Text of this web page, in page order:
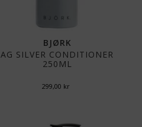
BJØRK
AG SILVER CONDITIONER
250ML
299,00 kr